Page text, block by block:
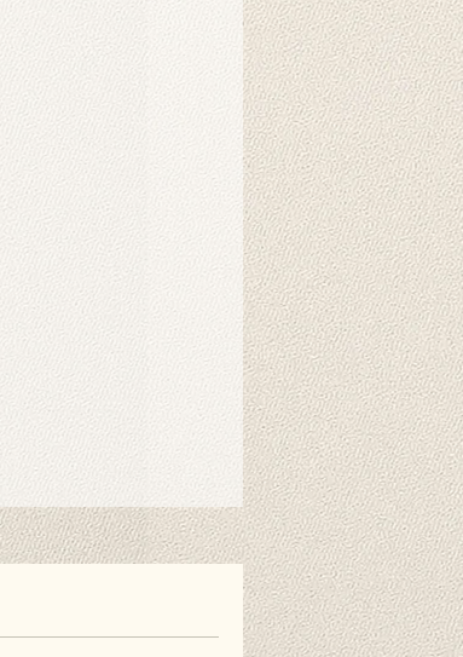
verwendet werden und
Ambiente in Ihrem
können auch als
Die
Produkten werden
und schaffen
wird in der Regel
Mit speziellen
einfach am Ständer
wenn Sie es
möchten. Diese
nicht im Lieferumfang
Fragen.